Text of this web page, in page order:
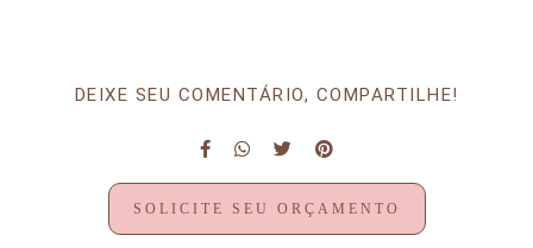
DEIXE SEU COMENTÁRIO, COMPARTILHE!
SOLICITE SEU ORÇAMENTO